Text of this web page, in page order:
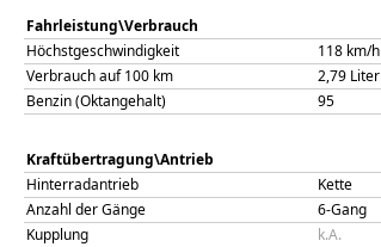
Fahrleistung\Verbrauch
Höchstgeschwindigkeit
118 km/h
Verbrauch auf 100 km
2,79 Liter
Benzin (Oktangehalt)
95
Kraftübertragung\Antrieb
Hinterradantrieb
Kette
Anzahl der Gänge
6-Gang
Kupplung
k.A.